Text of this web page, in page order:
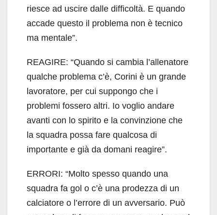
riesce ad uscire dalle difficoltà. E quando
accade questo il problema non è tecnico
ma mentale”.
REAGIRE: “Quando si cambia l’allenatore
qualche problema c’è, Corini è un grande
lavoratore, per cui suppongo che i
problemi fossero altri. Io voglio andare
avanti con lo spirito e la convinzione che
la squadra possa fare qualcosa di
importante e già da domani reagire”.
ERRORI: “Molto spesso quando una
squadra fa gol o c’è una prodezza di un
calciatore o l’errore di un avversario. Può